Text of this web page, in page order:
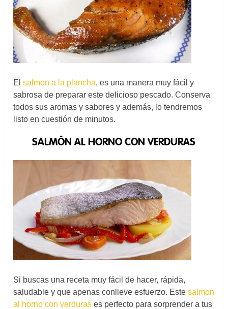
Elsalmon a la plancha, es una manera muy fácil y
sabrosa de preparar este delicioso pescado. Conserva
todos sus aromas y sabores y además, lo tendremos
listo en cuestión de minutos.
SALMÓN AL HORNO CON VERDURAS
Si buscas una receta muy fácil de hacer, rápida,
saludable y que apenas conlleve esfuerzo. Estesalmon
al horno con verduras es perfecto para sorprender a tus